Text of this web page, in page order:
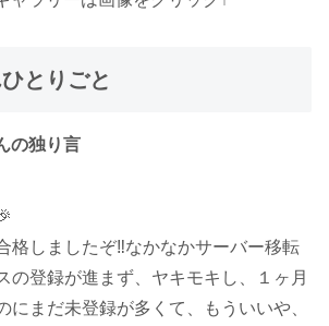
とりごと
の独り言
格しましたぞ‼️なかなかサーバー移転
の登録が進まず、ヤキモキし、１ヶ月
にまだ未登録が多くて、もういいや、